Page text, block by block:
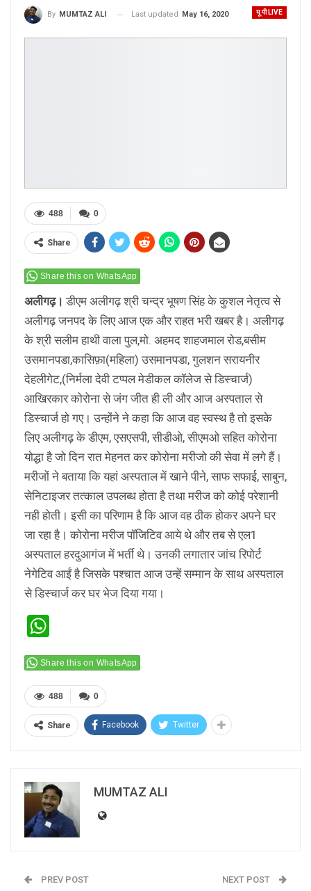
यू पी LIVE
By MUMTAZ ALI Last updated May 16, 2020
0
488
Share
Share this on WhatsApp
अलीगढ़। डीएम अलीगढ़ श्री चन्द्र भूषण सिंह के कुशल नेतृत्व से
अलीगढ़ जनपद के लिए आज एक और राहत भरी खबर है। अलीगढ़
के श्री सलीम हाथी वाला पुल,मो. अहमद शाहजमाल रोड,बसीम
उसमानपडा,कासिफ़ा(महिला) उसमानपडा, गुलशन सरायनीर
देहलीगेट,(निर्मला देवी टप्पल मेडीकल कॉलेज से डिस्चार्ज)
आखिरकार कोरोना से जंग जीत ही ली और आज अस्पताल से
डिस्चार्ज हो गए। उन्होंने ने कहा कि आज वह स्वस्थ है तो इसके
लिए अलीगढ़ के डीएम, एसएसपी, सीडीओ, सीएमओ सहित कोरोना
योद्धा है जो दिन रात मेहनत कर कोरोना मरीजो की सेवा में लगे हैं।
मरीजों ने बताया कि यहां अस्पताल में खाने पीने, साफ सफाई, साबुन,
सेनिटाइजर तत्काल उपलब्ध होता है तथा मरीज को कोई परेशानी
नही होती। इसी का परिणाम है कि आज वह ठीक होकर अपने घर
जा रहा है। कोरोना मरीज पॉजिटिव आये थे और तब से एल1
अस्पताल हरदुआगंज में भर्ती थे। उनकी लगातार जांच रिपोर्ट
नेगेटिव आईं है जिसके पश्चात आज उन्हें सम्मान के साथ अस्पताल
से डिस्चार्ज कर घर भेज दिया गया।
Share this on WhatsApp
0
488
Share Facebook Twitter
MUMTAZ ALI
PREV POST NEXT POST